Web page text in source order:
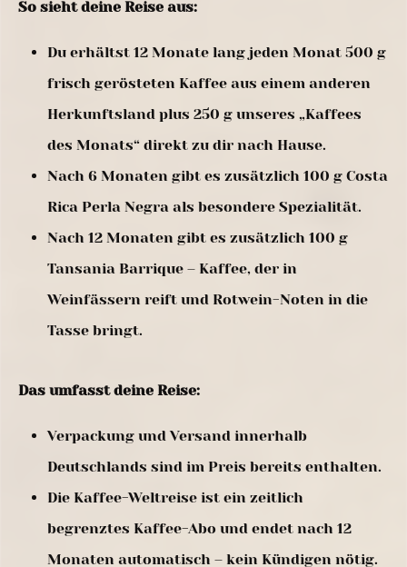
So sieht deine Reise aus:
Du erhältst 12 Monate lang jeden Monat 500 g
frisch gerösteten Kaffee aus einem anderen
Herkunftsland plus 250 g unseres „Kaffees
des Monats“ direkt zu dir nach Hause.
Nach 6 Monaten gibt es zusätzlich 100 g Costa
Rica Perla Negra als besondere Spezialität.
Nach 12 Monaten gibt es zusätzlich 100 g
Tansania Barrique – Kaffee, der in
Weinfässern reift und Rotwein-Noten in die
Tasse bringt.
Das umfasst deine Reise:
Verpackung und Versand innerhalb
Deutschlands sind im Preis bereits enthalten.
Die Kaffee-Weltreise ist ein zeitlich
begrenztes Kaffee-Abo und endet nach 12
Monaten automatisch – kein Kündigen nötig.